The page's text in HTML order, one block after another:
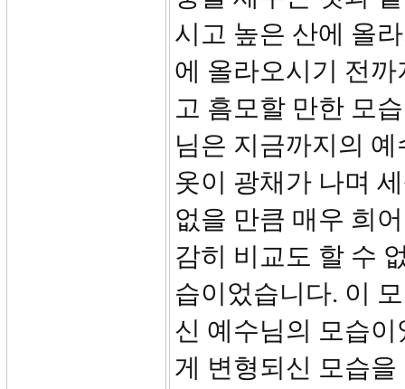
시고 높은 산에 올
에 올라오시기 전
고 흠모할 만한 모
님은 지금까지의
옷이 광채가 나며
없을 만큼 매우 희
감히 비교도 할 수
습이었습니다. 이
신 예수님의 모습
게 변형되신 모습